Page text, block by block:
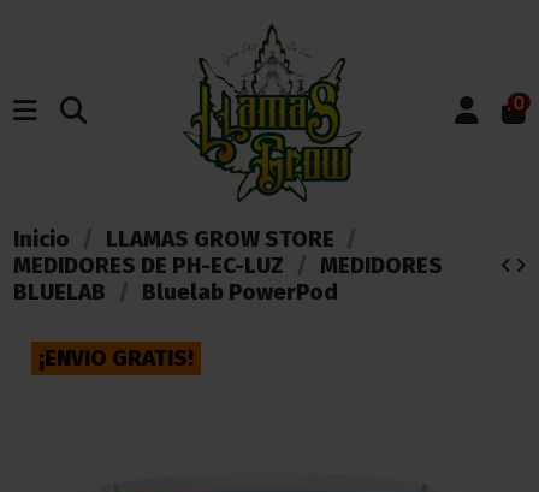
0
Inicio
LLAMAS GROW STORE
MEDIDORES DE PH-EC-LUZ
MEDIDORES
BLUELAB
Bluelab PowerPod
¡ENVIO GRATIS!